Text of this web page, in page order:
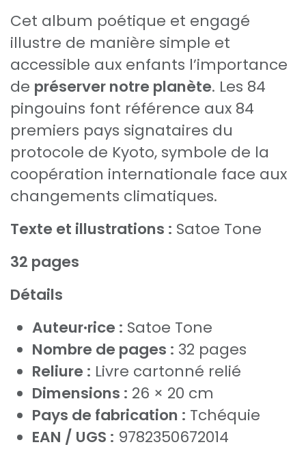
Cet album poétique et engagé
illustre de manière simple et
accessible aux enfants l’importance
de préserver notre planète. Les 84
pingouins font référence aux 84
premiers pays signataires du
protocole de Kyoto, symbole de la
coopération internationale face aux
changements climatiques.
Texte et illustrations : Satoe Tone
32 pages
Détails
Auteur·rice : Satoe Tone
Nombre de pages : 32 pages
Reliure : Livre cartonné relié
Dimensions : 26 × 20 cm
Pays de fabrication : Tchéquie
EAN / UGS : 9782350672014